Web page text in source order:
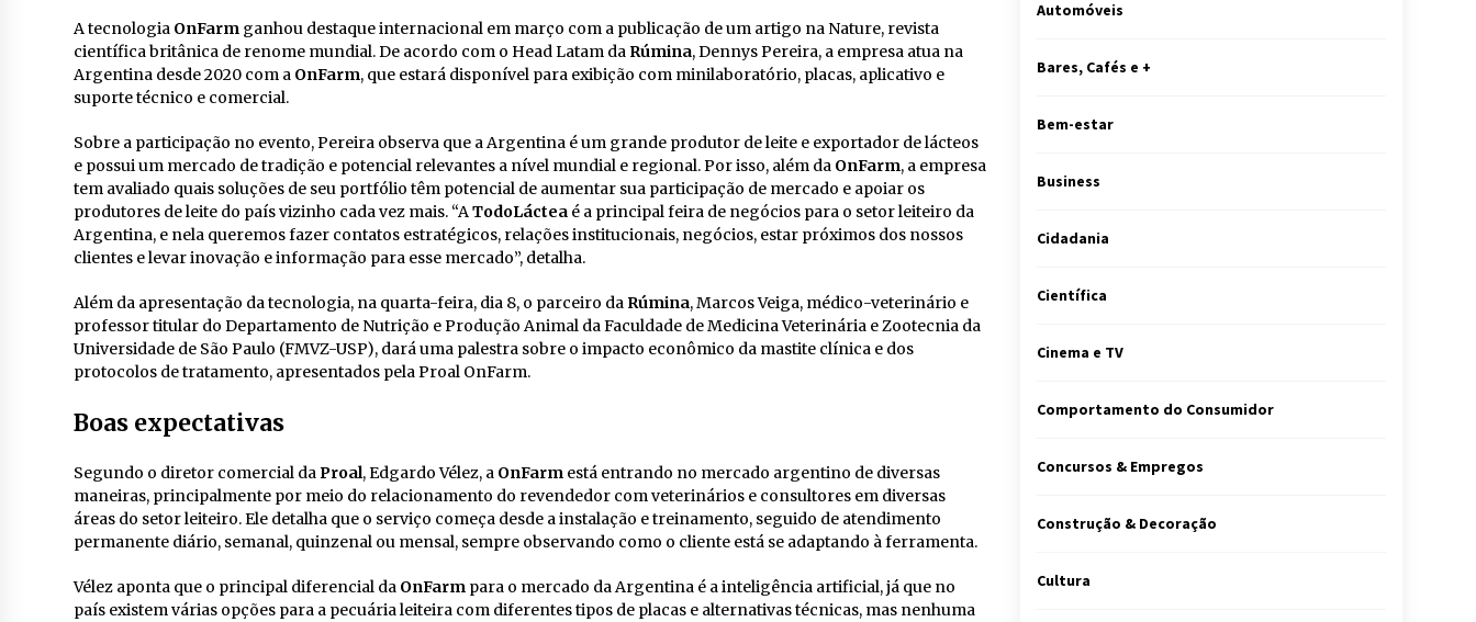
A tecnologia OnFarm ganhou destaque internacional em março com a publicação de um artigo na Nature, revista
científica britânica de renome mundial. De acordo com o Head Latam da Rúmina, Dennys Pereira, a empresa atua na
Argentina desde 2020 com a OnFarm, que estará disponível para exibição com minilaboratório, placas, aplicativo e
suporte técnico e comercial.
Sobre a participação no evento, Pereira observa que a Argentina é um grande produtor de leite e exportador de lácteos
e possui um mercado de tradição e potencial relevantes a nível mundial e regional. Por isso, além da OnFarm, a empresa
tem avaliado quais soluções de seu portfólio têm potencial de aumentar sua participação de mercado e apoiar os
produtores de leite do país vizinho cada vez mais. “ATodoLáctea é a principal feira de negócios para o setor leiteiro da
Argentina, e nela queremos fazer contatos estratégicos, relações institucionais, negócios, estar próximos dos nossos
clientes e levar inovação e informação para esse mercado”, detalha.
Além da apresentação da tecnologia, na quarta-feira, dia 8, o parceiro da Rúmina, Marcos Veiga, médico-veterinário e
professor titular do Departamento de Nutrição e Produção Animal da Faculdade de Medicina Veterinária e Zootecnia da
Universidade de São Paulo (FMVZ-USP), dará uma palestra sobre o impacto econômico da mastite clínica e dos
protocolos de tratamento, apresentados pela Proal OnFarm.
Boas expectativas
Segundo o diretor comercial daProal, Edgardo Vélez, a OnFarm está entrando no mercado argentino de diversas
maneiras, principalmente por meio do relacionamento do revendedor com veterinários e consultores em diversas
áreas do setor leiteiro. Ele detalha que o serviço começa desde a instalação e treinamento, seguido de atendimento
permanente diário, semanal, quinzenal ou mensal, sempre observando como o cliente está se adaptando à ferramenta.
Vélez aponta que o principal diferencial da OnFarm para o mercado da Argentina é a inteligência artificial, já que no
país existem várias opções para a pecuária leiteira com diferentes tipos de placas e alternativas técnicas, mas nenhuma
Automóveis
Bares, Cafés e +
Bem-estar
Business
Cidadania
Científica
Cinema e TV
Comportamento do Consumidor
Concursos & Empregos
Construção & Decoração
Cultura